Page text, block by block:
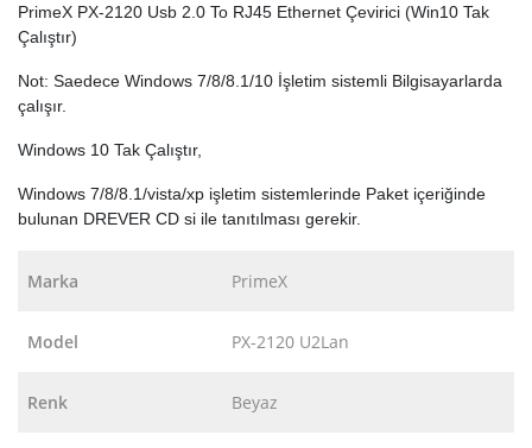
PrimeX PX-2120 Usb 2.0 To RJ45 Ethernet Çevirici (Win10 Tak
Çalıştır)
Not: Saedece Windows 7/8/8.1/10 İşletim sistemli Bilgisayarlarda
çalışır.
Windows 10 Tak Çalıştır,
Windows 7/8/8.1/vista/xp işletim sistemlerinde Paket içeriğinde
bulunan DREVER CD si ile tanıtılması gerekir.
Marka PrimeX
Model PX-2120 U2Lan
Renk Beyaz